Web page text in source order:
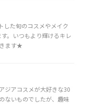
した旬のコスメやメイク
。いつもより輝けるキレ
ます★
ジアコスメが大好きな30
ないものでしたが、趣味